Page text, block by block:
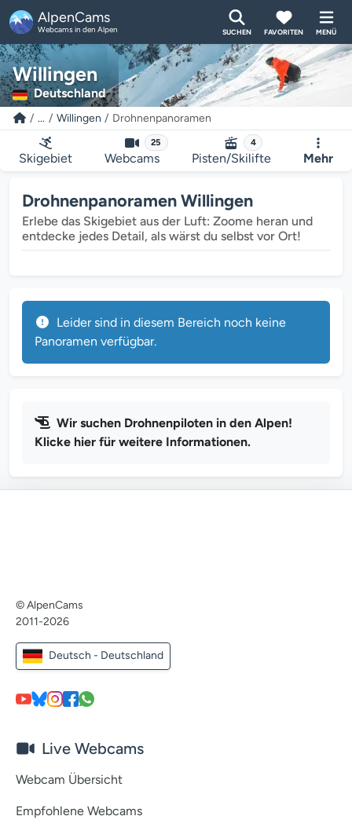
AlpenCams
Webcams in den Alpen SUCHEN FAVORITEN MENÜ
Willingen
Deutschland
... Willingen Drohnenpanoramen
Skigebiet
25
Webcams
4
Pisten/Skilifte Mehr
Drohnenpanoramen Willingen
Erlebe das Skigebiet aus der Luft: Zoome heran und
entdecke jedes Detail, als wärst du selbst vor Ort!
Leider sind in diesem Bereich noch keine
Panoramen verfügbar.
Wir suchen Drohnenpiloten in den Alpen!
Klicke hier für weitere Informationen.
© AlpenCams
2011-2026
Deutsch - Deutschland
Live Webcams
Webcam Übersicht
Empfohlene Webcams